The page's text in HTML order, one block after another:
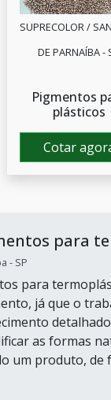
SUPRECOLOR /
DE PARNAÍBA -
Pigmentos
plásticos
Cotar
para
- SP
para
já que o
as formas
um produto,